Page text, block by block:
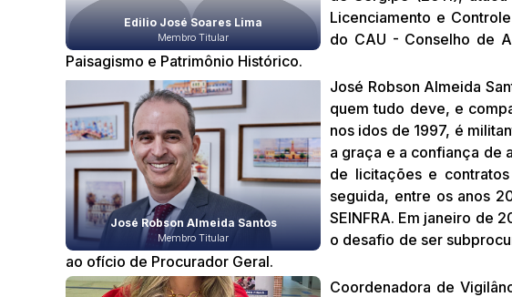
Edilio José Soares Lima
Membro Titular
Licenciamento e
do CAU - Conselho de
Paisagismo e Patrimônio Histórico.
José Robson Almeida Santos
Membro Titular
José Robson Almeida
quem tudo deve, e
nos idos de 1997, é
a graça e a confiança de
de licitações e contratos
seguida, entre os anos
SEINFRA. Em janeiro de
o desafio de ser
ao ofício de Procurador Geral.
Coordenadora de